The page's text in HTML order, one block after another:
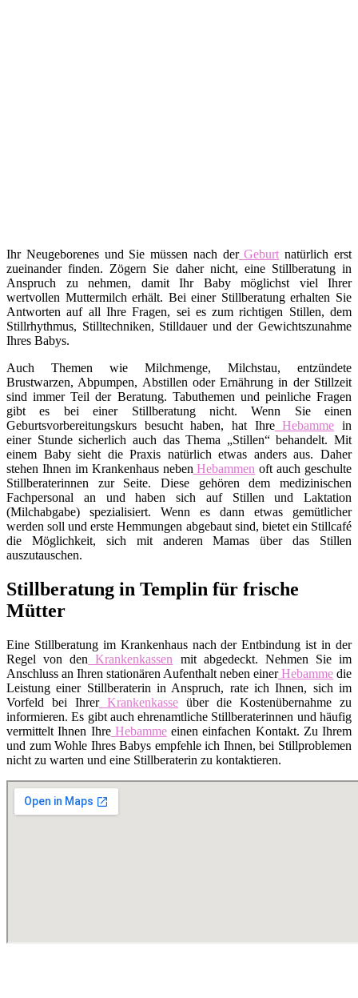
Ihr Neugeborenes und Sie müssen nach derGeburt natürlich erst
zueinander finden. Zögern Sie daher nicht, eine Stillberatung in
Anspruch zu nehmen, damit Ihr Baby möglichst viel Ihrer
wertvollen Muttermilch erhält. Bei einer Stillberatung erhalten Sie
Antworten auf all Ihre Fragen, sei es zum richtigen Stillen, dem
Stillrhythmus, Stilltechniken, Stilldauer und der Gewichtszunahme
Ihres Babys.
Auch Themen wie Milchmenge, Milchstau, entzündete
Brustwarzen, Abpumpen, Abstillen oder Ernährung in der Stillzeit
sind immer Teil der Beratung. Tabuthemen und peinliche Fragen
gibt es bei einer Stillberatung nicht. Wenn Sie einen
Geburtsvorbereitungskurs besucht haben, hat IhreHebamme in
einer Stunde sicherlich auch das Thema „Stillen“ behandelt. Mit
einem Baby sieht die Praxis natürlich etwas anders aus. Daher
stehen Ihnen im Krankenhaus neben Hebammen oft auch geschulte
Stillberaterinnen zur Seite. Diese gehören dem medizinischen
Fachpersonal an und haben sich auf Stillen und Laktation
(Milchabgabe) spezialisiert. Wenn es dann etwas gemütlicher
werden soll und erste Hemmungen abgebaut sind, bietet ein Stillcafé
die Möglichkeit, sich mit anderen Mamas über das Stillen
auszutauschen.
Stillberatung in Templin für frische
Mütter
Eine Stillberatung im Krankenhaus nach der Entbindung ist in der
Regel von den Krankenkassen mit abgedeckt. Nehmen Sie im
Anschluss an Ihren stationären Aufenthalt neben einerHebamme die
Leistung einer Stillberaterin in Anspruch, rate ich Ihnen, sich im
Vorfeld bei IhrerKrankenkasse über die Kostenübernahme zu
informieren. Es gibt auch ehrenamtliche Stillberaterinnen und häufig
vermittelt Ihnen IhreHebammeeinen einfachen Kontakt. Zu Ihrem
und zum Wohle Ihres Babys empfehle ich Ihnen, bei Stillproblemen
nicht zu warten und eine Stillberaterin zu kontaktieren.